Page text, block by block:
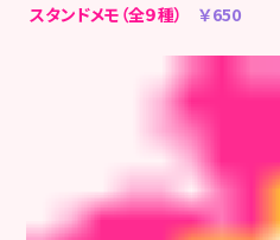
スタンドメモ（全９種）￥650